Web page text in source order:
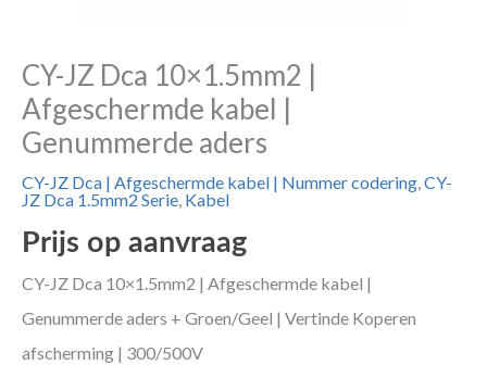
CY-JZ Dca 10×1.5mm2 |
Afgeschermde kabel |
Genummerde aders
CY-JZ Dca | Afgeschermde kabel | Nummer codering,CY-
JZ Dca 1.5mm2 Serie, Kabel
Prijs op aanvraag
CY-JZ Dca 10×1.5mm2 | Afgeschermde kabel |
Genummerde aders + Groen/Geel | Vertinde Koperen
afscherming | 300/500V